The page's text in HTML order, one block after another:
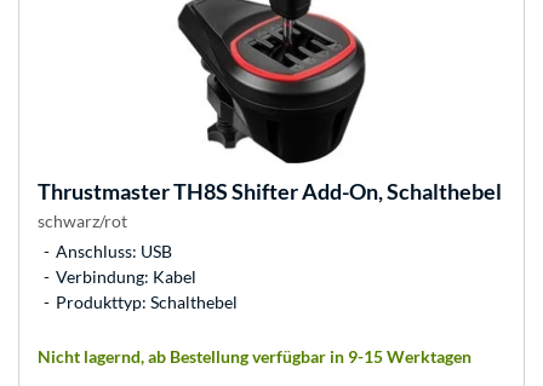
ThrustmasterTH8S Shifter Add-On, Schalthebel
schwarz/rot
Anschluss: USB
Verbindung: Kabel
Produkttyp: Schalthebel
Nicht lagernd, ab Bestellung verfügbar in 9-15 Werktagen